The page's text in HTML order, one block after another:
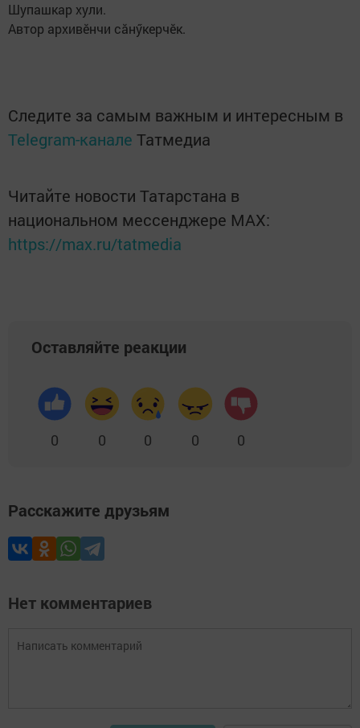
Шупашкар хули.
Автор архивӗнчи сăнӳкерчӗк.
Следите за самым важным и интересным в
Telegram-канале Татмедиа
Читайте новости Татарстана в
национальном мессенджере MАХ:
https://max.ru/tatmedia
Оставляйте реакции
0 0 0 0 0
Расскажите друзьям
Нет комментариев